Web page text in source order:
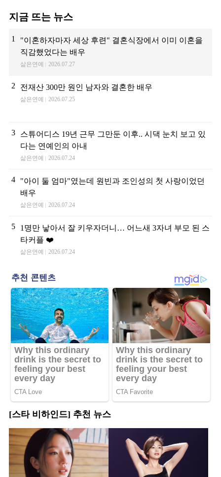
지금 뜨는 뉴스
1
"이혼하자마자 세상 후련" 결혼식장에서 이미 이혼을
직감했었다는 배우
삶은연예 2026.07.27
2 전재산 300만 원인 남자와 결혼한 배우
삶은연예 2026.07.25
3
스튜어디스 19년 근무 그만둔 이후.. 시댁 눈치 보고 있
다는 연예인의 아내
삶은연예 2026.07.24
4
"아이 둘 엄마"였는데 원빈과 조인성의 첫 사랑이었던
배우
삶은연예 2026.07.24
5
1명만 낳아서 잘 키우자더니… 어느새 3자녀 부모 된 스
타커플 ❤️
삶은연예 2026.07.24
[스타 비하인드] 추천 뉴스